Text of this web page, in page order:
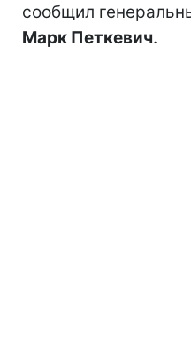
сообщил
Марк Петкевич.